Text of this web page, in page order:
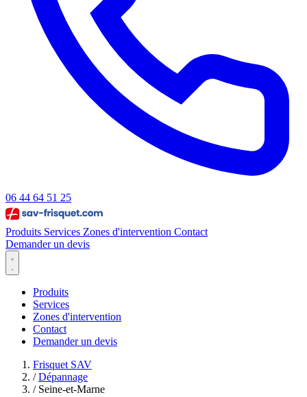
06 44 64 51 25
Produits Services Zones d'intervention Contact
Demander un devis
Produits
Services
Zones d'intervention
Contact
Demander un devis
Frisquet SAV
/ Dépannage
/ Seine-et-Marne